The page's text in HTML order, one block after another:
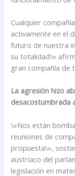
Cualquier
activamente en el
futuro de nuestra
su totalidad\»
gran compañía de
La agresión hizo
desacostumbrada
\»Nos están
reuniones de
propuesta\»,
austríaco del
legislación en